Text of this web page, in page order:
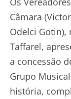
Câmara
Odelci Gotin),
Taffarel,
a concessão
Grupo
história,